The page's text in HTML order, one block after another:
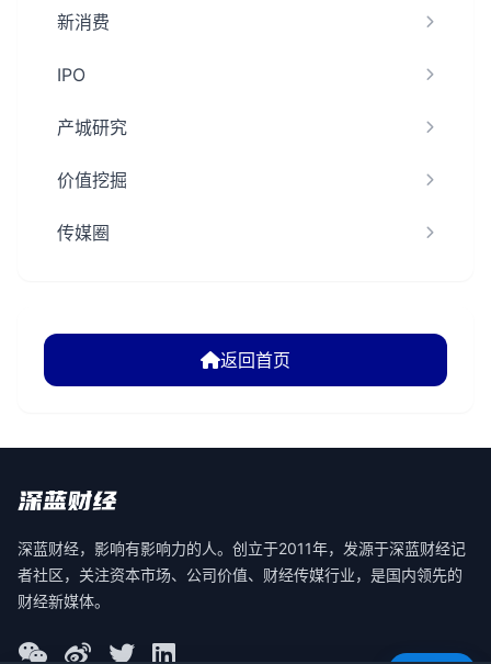
新消费
IPO
产城研究
价值挖掘
传媒圈
返回首页
深蓝财经，影响有影响力的人。创立于2011年，发源于深蓝财经记
者社区，关注资本市场、公司价值、财经传媒行业，是国内领先的
财经新媒体。